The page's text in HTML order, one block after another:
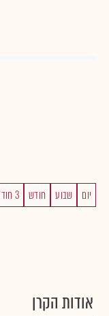
יום שבוע חודש 3 חוד'
אודות הקרן